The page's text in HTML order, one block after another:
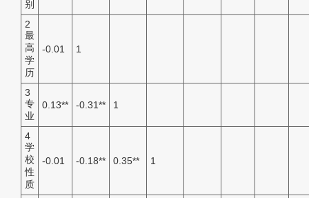
别
2
最
高
学
历
-0.01 1
3
专
业
0.13** -0.31** 1
4
学
校
性
质
-0.01 -0.18** 0.35** 1